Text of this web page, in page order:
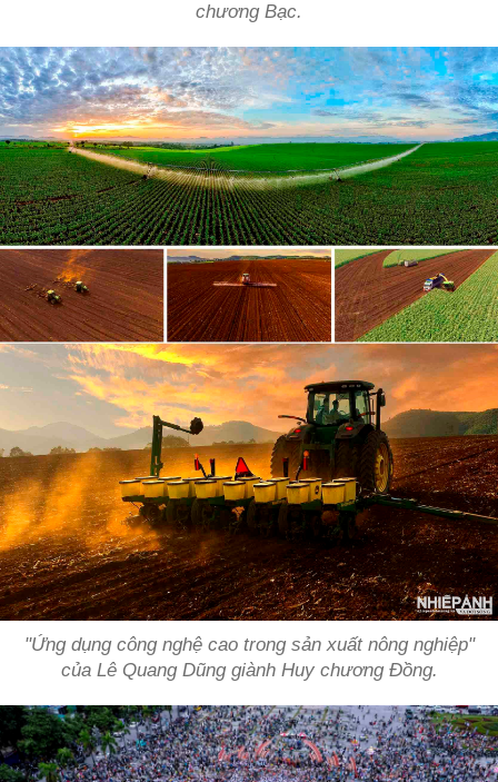
chương Bạc.
"Ứng dụng công nghệ cao trong sản xuất nông nghiệp"
của Lê Quang Dũng giành Huy chương Đồng.